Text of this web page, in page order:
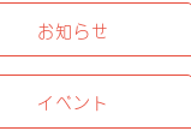
お知らせ
イベント